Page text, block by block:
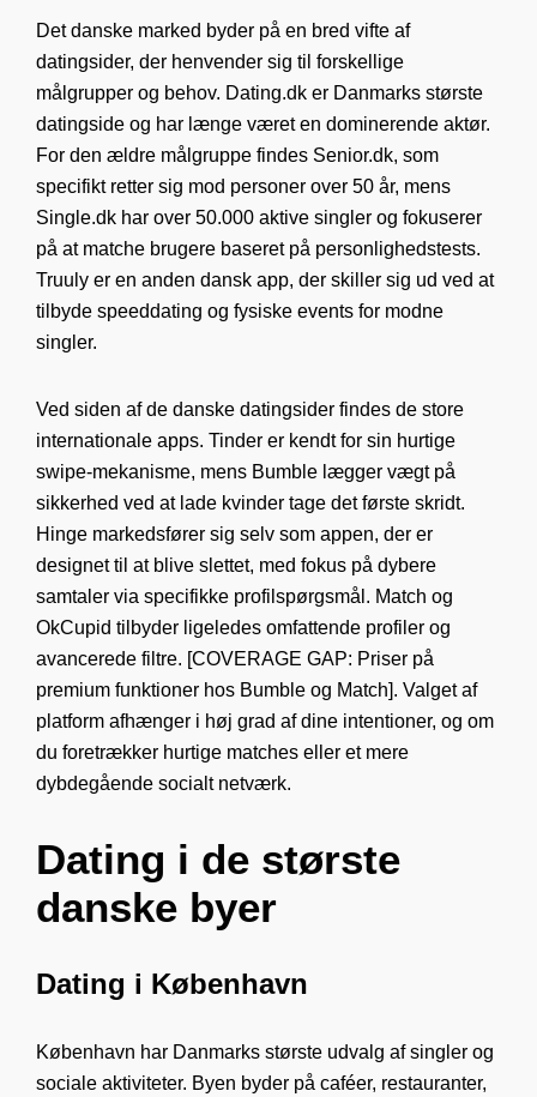
Det danske marked byder på en bred vifte af
datingsider, der henvender sig til forskellige
målgrupper og behov. Dating.dk er Danmarks største
datingside og har længe været en dominerende aktør.
For den ældre målgruppe findes Senior.dk, som
specifikt retter sig mod personer over 50 år, mens
Single.dk har over 50.000 aktive singler og fokuserer
på at matche brugere baseret på personlighedstests.
Truuly er en anden dansk app, der skiller sig ud ved at
tilbyde speeddating og fysiske events for modne
singler.
Ved siden af de danske datingsider findes de store
internationale apps. Tinder er kendt for sin hurtige
swipe-mekanisme, mens Bumble lægger vægt på
sikkerhed ved at lade kvinder tage det første skridt.
Hinge markedsfører sig selv som appen, der er
designet til at blive slettet, med fokus på dybere
samtaler via specifikke profilspørgsmål. Match og
OkCupid tilbyder ligeledes omfattende profiler og
avancerede filtre. [COVERAGE GAP: Priser på
premium funktioner hos Bumble og Match]. Valget af
platform afhænger i høj grad af dine intentioner, og om
du foretrækker hurtige matches eller et mere
dybdegående socialt netværk.
Dating i de største
danske byer
Dating i København
København har Danmarks største udvalg af singler og
sociale aktiviteter. Byen byder på caféer, restauranter,